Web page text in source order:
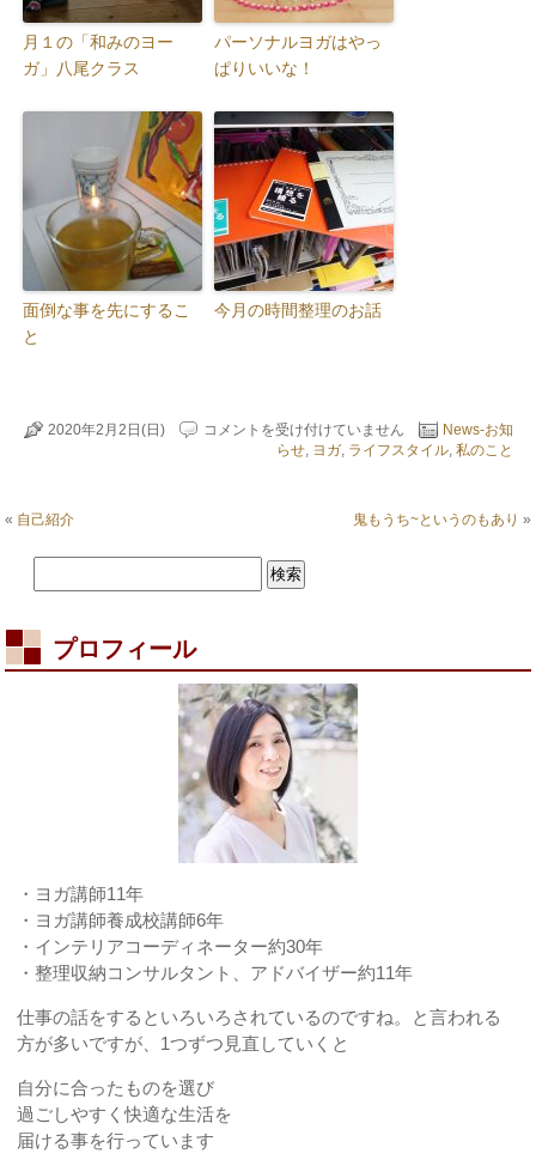
月１の「和みのヨー
ガ」八尾クラス
パーソナルヨガはやっ
ぱりいいな！
面倒な事を先にするこ
と
今月の時間整理のお話
2020年2月2日(日)
支
コメントを受け付けていません
News-お知
らせ, ヨガ, ライフスタイル, 私のこと
« 自己紹介 鬼もうち~というのもあり »
プロフィール
・ヨガ講師11年
・ヨガ講師養成校講師6年
・インテリアコーディネーター約30年
・整理収納コンサルタント、アドバイザー約11年
仕事の話をするといろいろされているのですね。と言われる
方が多いですが、1つずつ見直していくと
自分に合ったものを選び
過ごしやすく快適な生活を
届ける事を行っています